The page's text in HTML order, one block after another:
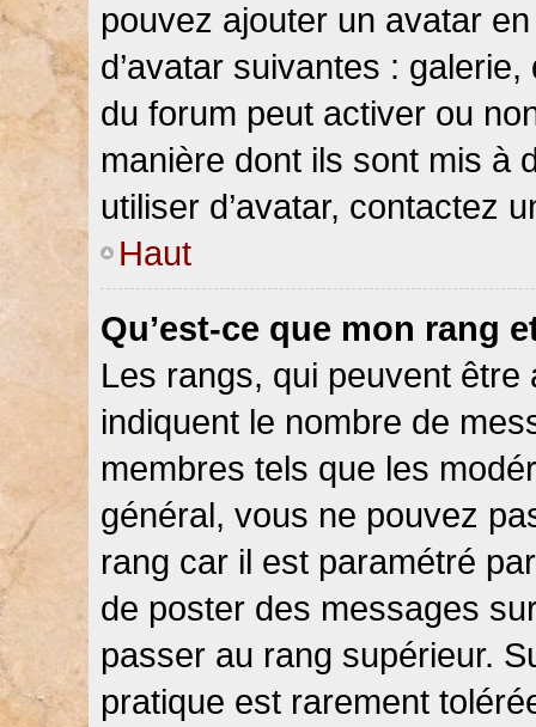
pouvez ajouter un avatar
d’avatar suivantes :
du forum peut activer ou
manière dont ils sont mis à
utiliser d’avatar, contactez
Haut
Qu’est-ce que mon rang
Les rangs, qui peuvent être
indiquent le nombre de
membres tels que les
général, vous ne pouvez
rang car il est paramétré
de poster des messages
passer au rang supérieur.
pratique est rarement